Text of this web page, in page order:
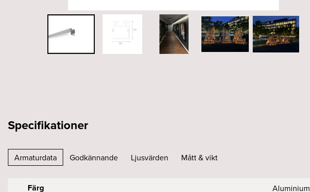
Specifikationer
Armaturdata Godkännande Ljusvärden Mått & vikt
Färg Aluminium